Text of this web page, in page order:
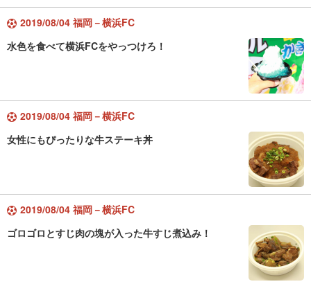
2019/08/04 福岡－横浜FC
水色を食べて横浜FCをやっつけろ！
2019/08/04 福岡－横浜FC
女性にもぴったりな牛ステーキ丼
2019/08/04 福岡－横浜FC
ゴロゴロとすじ肉の塊が入った牛すじ煮込み！